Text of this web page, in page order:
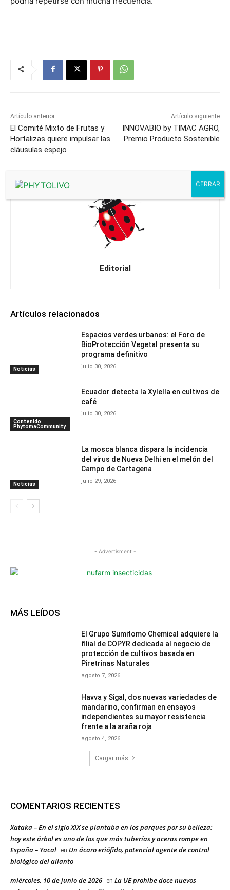
Artículo anterior
El Comité Mixto de Frutas y
Hortalizas quiere impulsar las
cláusulas espejo
Artículo siguiente
INNOVABIO by TIMAC AGRO,
Premio Producto Sostenible
Editorial
Artículos relacionados
Noticias
Espacios verdes urbanos: el Foro de
BioProtección Vegetal presenta su
programa definitivo
julio 30, 2026
Contenido
PhytomaCommunity
Ecuador detecta la Xylella en cultivos de
café
julio 30, 2026
Noticias
La mosca blanca dispara la incidencia
del virus de Nueva Delhi en el melón del
Campo de Cartagena
julio 29, 2026
- Advertisment -
MÁS LEÍDOS
El Grupo Sumitomo Chemical adquiere la
filial de COPYR dedicada al negocio de
protección de cultivos basada en
Piretrinas Naturales
agosto 7, 2026
Havva y Sigal, dos nuevas variedades de
mandarino, confirman en ensayos
independientes su mayor resistencia
frente a la araña roja
agosto 4, 2026
Cargar más
COMENTARIOS RECIENTES
Xataka – En el siglo XIX se plantaba en los parques por su belleza:
hoy este árbol es uno de los que más tuberías y aceras rompe en
España – Yacal
en Un ácaro eriófido, potencial agente de control
biológico del ailanto
miércoles, 10 de junio de 2026 en La UE prohíbe doce nuevos